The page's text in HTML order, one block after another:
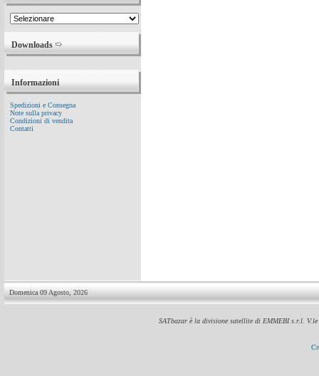
Downloads
Informazioni
Spedizioni e Consegna
Note sulla privacy
Condizioni di vendita
Contatti
Domenica 09 Agosto, 2026
SATbazar è la divisione satellite di EMMEBI s.r.l.